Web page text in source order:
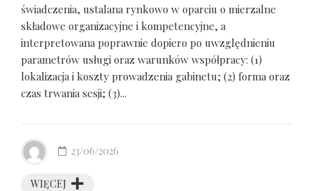
świadczenia, ustalana rynkowo w oparciu o mierzalne
składowe organizacyjne i kompetencyjne, a
interpretowana poprawnie dopiero po uwzględnieniu
parametrów usługi oraz warunków współpracy: (1)
lokalizacja i koszty prowadzenia gabinetu; (2) forma oraz
czas trwania sesji; (3)...
WIĘCEJ
23/06/2026